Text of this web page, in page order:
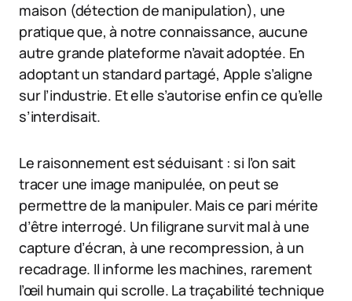
maison (détection de manipulation), une
pratique que, à notre connaissance, aucune
autre grande plateforme n’avait adoptée. En
adoptant un standard partagé, Apple s’aligne
sur l’industrie. Et elle s’autorise enfin ce qu’elle
s’interdisait.
Le raisonnement est séduisant : si l’on sait
tracer une image manipulée, on peut se
permettre de la manipuler. Mais ce pari mérite
d’être interrogé. Un filigrane survit mal à une
capture d’écran, à une recompression, à un
recadrage. Il informe les machines, rarement
l’œil humain qui scrolle. La traçabilité technique